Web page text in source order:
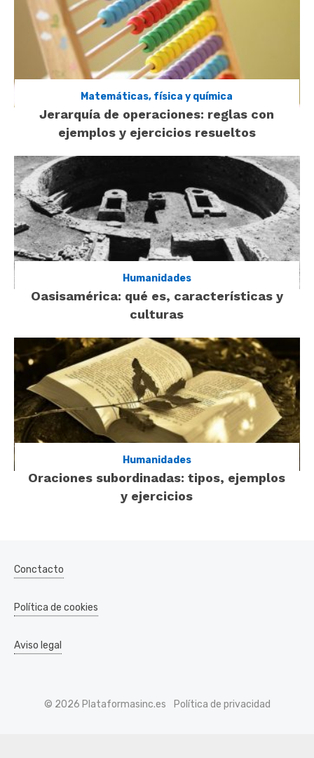
Matemáticas, física y química
Jerarquía de operaciones: reglas con
ejemplos y ejercicios resueltos
Humanidades
Oasisamérica: qué es, características y
culturas
Humanidades
Oraciones subordinadas: tipos, ejemplos
y ejercicios
Conctacto
Política de cookies
Aviso legal
© 2026 Plataformasinc.es Política de privacidad